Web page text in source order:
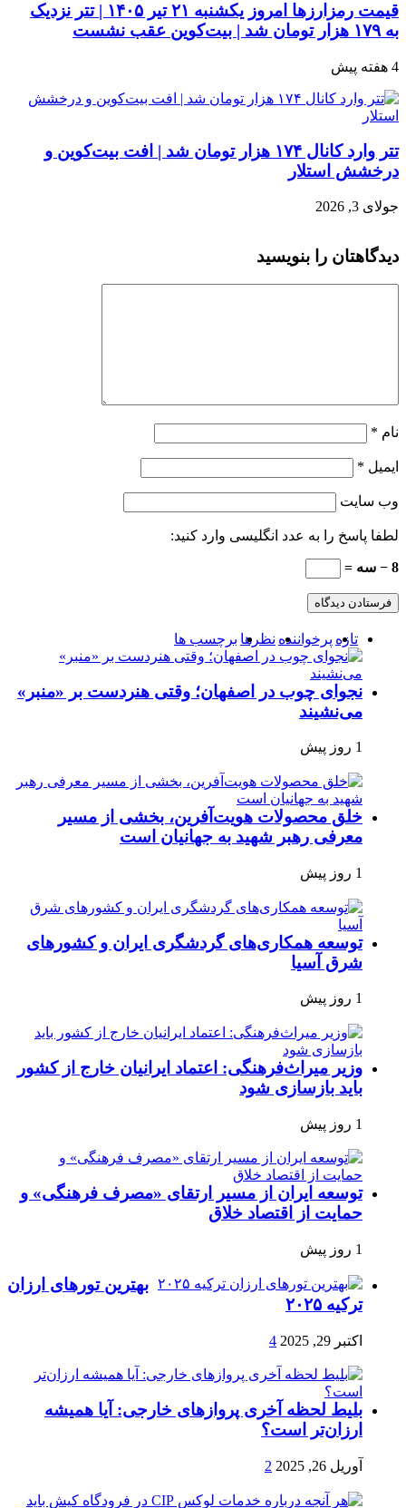
قیمت رمزارزها امروز یکشنبه ۲۱ تیر ۱۴۰۵ | تتر نزدیک
به ۱۷۹ هزار تومان شد | بیت‌کوین عقب نشست
4 هفته پیش
تتر وارد کانال ۱۷۴ هزار تومان شد | افت بیت‌کوین و
درخشش استلار
جولای 3, 2026
دیدگاهتان را بنویسید
نام *
ایمیل *
وب‌ سایت
لطفا پاسخ را به عدد انگلیسی وارد کنید:
8 − سه =
تازه پرخواننده نظرها برچسب ها
نجوای چوب در اصفهان؛ وقتی هنردست بر «منبر»
می‌نشیند
1 روز پیش
خلق محصولات هویت‌آفرین، بخشی از مسیر
معرفی رهبر شهید به جهانیان است
1 روز پیش
توسعه همکاری‌های گردشگری ایران و کشورهای
شرق آسیا
1 روز پیش
وزیر میراث‌فرهنگی: اعتماد ایرانیان خارج از کشور
باید بازسازی شود
1 روز پیش
توسعه ایران از مسیر ارتقای «مصرف فرهنگی» و
حمایت از اقتصاد خلاق
1 روز پیش
بهترین تورهای ارزان
ترکیه ۲۰۲۵
اکتبر 29, 2025 4
بلیط لحظه آخری پروازهای خارجی: آیا همیشه
ارزان‌تر است؟
آوریل 26, 2025 2